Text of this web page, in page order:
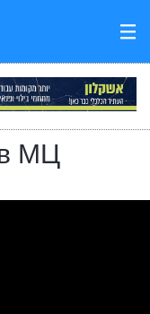
III
МЦ